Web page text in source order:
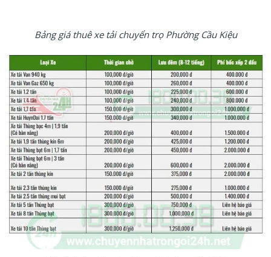
Bảng giá thuê xe tải chuyển trọ Phường Cầu Kiệu